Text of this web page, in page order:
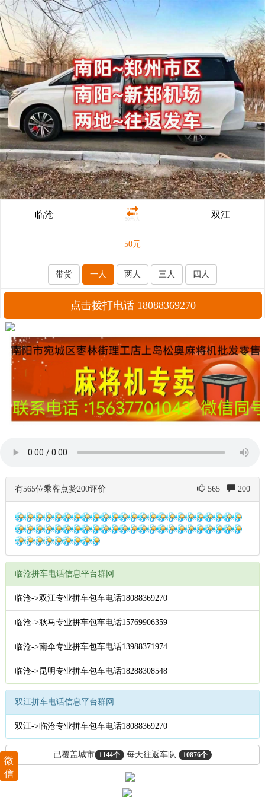
临沧 50元/人 双江
50元
带货 一人 两人 三人 四人
点击拨打电话 18088369270
有565位乘客点赞200评价 565 200
临沧拼车电话信息平台群网
临沧->双江专业拼车包车电话18088369270
临沧->耿马专业拼车包车电话15769906359
临沧->南伞专业拼车包车电话13988371974
临沧->昆明专业拼车包车电话18288308548
双江拼车电话信息平台群网
双江->临沧专业拼车包车电话18088369270
已覆盖城市 1144个 每天往返车队 10876个
微
信